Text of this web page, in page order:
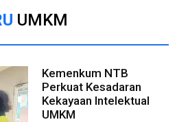
UMKM
Kemenkum NTB
Perkuat Kesadaran
Kekayaan Intelektual
UMKM